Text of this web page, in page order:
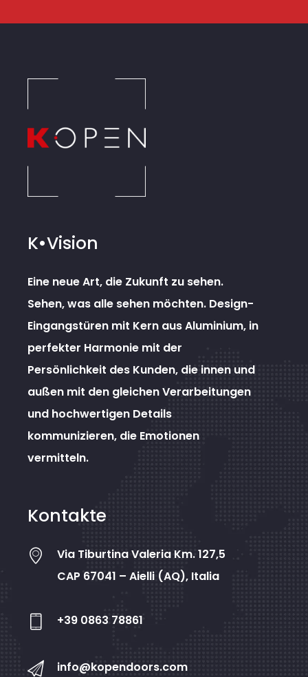
K•Vision
Eine neue Art, die Zukunft zu sehen.
Sehen, was alle sehen möchten. Design-
Eingangstüren mit Kern aus Aluminium, in
perfekter Harmonie mit der
Persönlichkeit des Kunden, die innen und
außen mit den gleichen Verarbeitungen
und hochwertigen Details
kommunizieren, die Emotionen
vermitteln.
Kontakte
Via Tiburtina Valeria Km. 127,5
CAP 67041 – Aielli (AQ), Italia
+39 0863 78861
info@kopendoors.com